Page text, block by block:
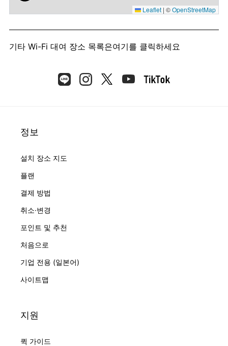
Leaflet | ©OpenStreetMap
기타 Wi-Fi 대여 장소 목록은여기를 클릭하세요
정보
설치 장소 지도
플랜
결제 방법
취소·변경
포인트 및 추천
처음으로
기업 전용 (일본어)
사이트맵
지원
퀵 가이드